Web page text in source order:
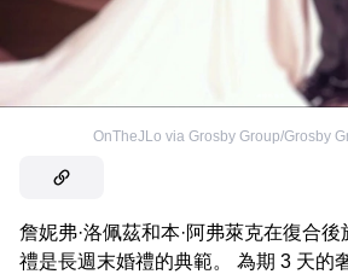
OnTheJLo via Grosby Group/Grosby
詹妮弗·洛佩茲和本·阿弗萊克在復合後
禮是長週末婚禮的典範。 為期 3 天的